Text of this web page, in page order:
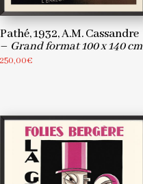
Pathé, 1932, A.M. Cassandre
– Grand format 100 x 140 cm
250,00€